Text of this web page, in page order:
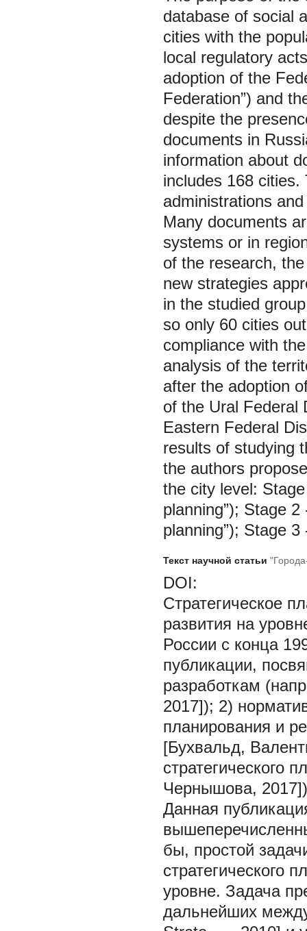
database of social
cities with the
local regulatory
adoption of the
Federation”) and
despite the
documents in
information about
includes 168
administrations
Many documents
systems or in
of the research,
new strategies
in the studied
so only 60 cities
compliance with
analysis of the
after the adoption
of the Ural Federal
Eastern Federal
results of studying
the authors
the city level:
planning”); Stage
planning”); Stage
Текст научной статьи
DOI:
Стратегическое
развития на
России с конца
публикации,
разработкам
2017]); 2)
планирования и
[Бухвальд,
стратегического
Чернышова,
Данная
бы, простой
стратегического
уровне. Задача
дальнейших